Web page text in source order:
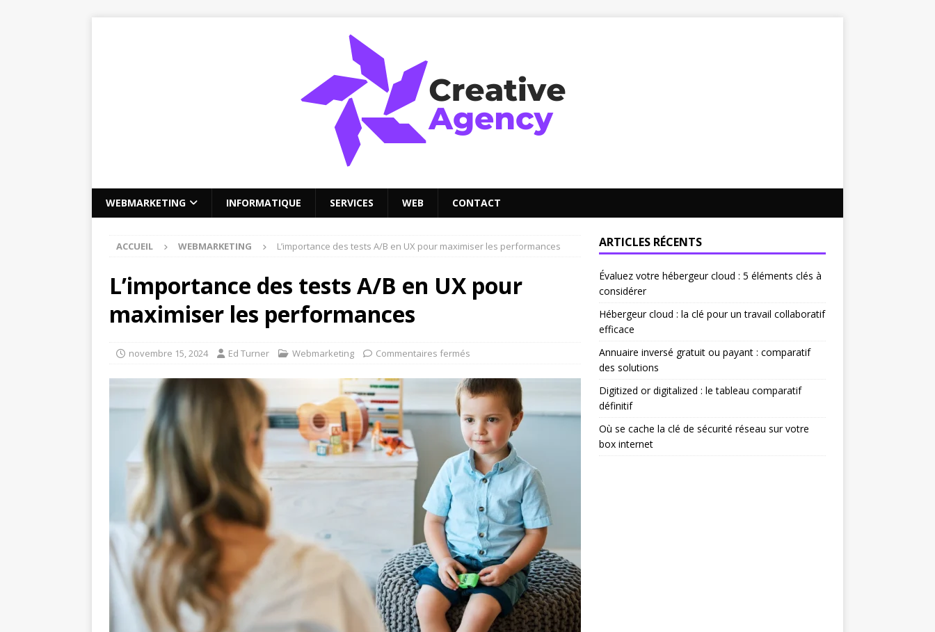
WEBMARKETING INFORMATIQUE SERVICES WEB CONTACT
ACCUEIL WEBMARKETING L’importance des tests A/B en UX pour maximiser les performances
L’importance des tests A/B en UX pour
maximiser les performances
novembre 15, 2024 Ed Turner Webmarketing Commentaires fermés
ARTICLES RÉCENTS
Évaluez votre hébergeur cloud : 5 éléments clés à
considérer
Hébergeur cloud : la clé pour un travail collaboratif
efficace
Annuaire inversé gratuit ou payant : comparatif
des solutions
Digitized or digitalized : le tableau comparatif
définitif
Où se cache la clé de sécurité réseau sur votre
box internet